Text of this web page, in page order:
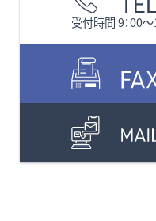
受付時間 9：00〜